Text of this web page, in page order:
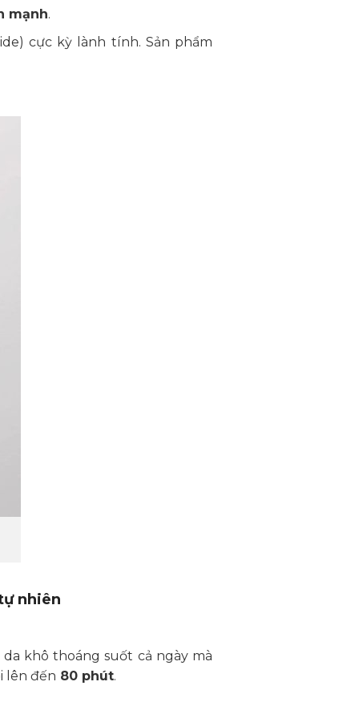
mạnh.
cực kỳ lành tính. Sản phẩm
nhiên
khô thoáng suốt cả ngày mà
lên đến 80 phút.